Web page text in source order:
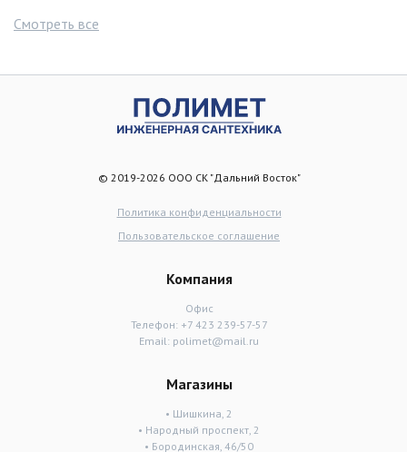
Смотреть все
© 2019-2026 ООО СК "Дальний Восток"
Политика конфиденциальности
Пользовательское соглашение
Компания
Офис
Телефон: +7 423 239-57-57
Email: polimet@mail.ru
Магазины
• Шишкина, 2
• Народный проспект, 2
• Бородинская, 46/50